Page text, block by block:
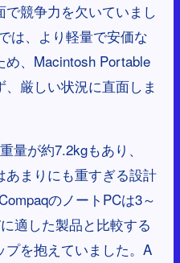
で競争力を欠いていまし
は、より軽量で安価な
、Macintosh Portable
厳しい状況に直面しま
量が約7.2kgもあり、
あまりにも重すぎる設計
のノートPCは3～
適した製品と比較する
プを抱えていました。A